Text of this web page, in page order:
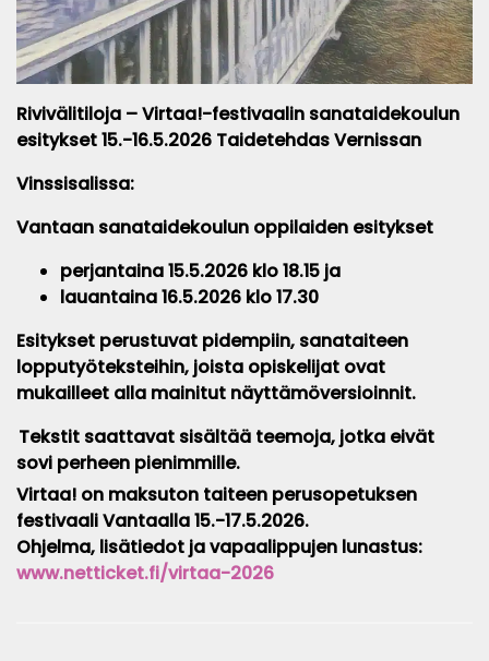
Rivivälitiloja – Virtaa!-festivaalin sanataidekoulun
esitykset 15.-16.5.2026 Taidetehdas Vernissan
Vinssisalissa:
Vantaan sanataidekoulun oppilaiden esitykset
perjantaina 15.5.2026 klo 18.15 ja
lauantaina 16.5.2026 klo 17.30
Esitykset perustuvat pidempiin, sanataiteen
lopputyöteksteihin, joista opiskelijat ovat
mukailleet alla mainitut näyttämöversioinnit.
Tekstit saattavat sisältää teemoja, jotka eivät
sovi perheen pienimmille.
Virtaa! on maksuton taiteen perusopetuksen
festivaali Vantaalla 15.-17.5.2026.
Ohjelma, lisätiedot ja vapaalippujen lunastus:
www.netticket.fi/virtaa-2026